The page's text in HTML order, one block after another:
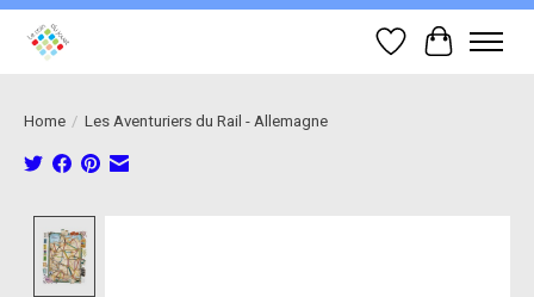
Wish List
Cart
Home / Les Aventuriers du Rail - Allemagne